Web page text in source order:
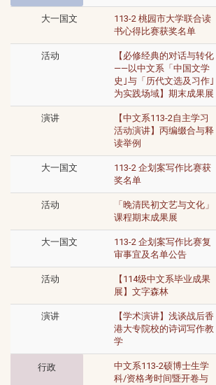
大一国文
113-2 桃园市大学联合读
书心得比赛获奖名单
活动
【必修经典的对话与转化
——以中文系「中国文学
史｣与「历代文选及习作｣
为实践场域】期末成果展
演讲
【中文系113-2自主学习
活动演讲】丙编缀合与释
读举例
大一国文
113-2 企划案写作比赛获
奖名单
活动
「晚清民初文艺与文化」
课程期末成果展
大一国文
113-2 企划案写作比赛复
审事宜及名单公告
活动
【114级中文系毕业成果
展】文字森林
演讲
【学术演讲】浅谈战后香
港大专院校的诗词写作教
学
行政
中文系113-2硕博士生学
科/资格考时间暨开卷与